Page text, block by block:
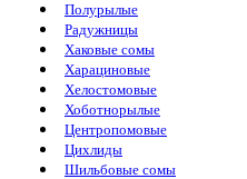
Полурылые
Радужницы
Хаковые сомы
Харациновые
Хелостомовые
Хоботнорылые
Центропомовые
Цихлиды
Шильбовые сомы